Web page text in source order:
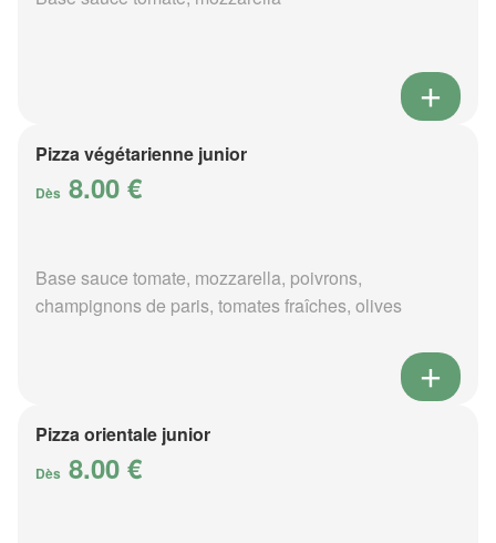
Pizza végétarienne junior
Dès 8.00 €
Base sauce tomate, mozzarella, poivrons,
champignons de paris, tomates fraîches, olives
Pizza orientale junior
Dès 8.00 €